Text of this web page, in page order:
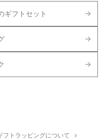
ギフトセット
フトラッピングについて